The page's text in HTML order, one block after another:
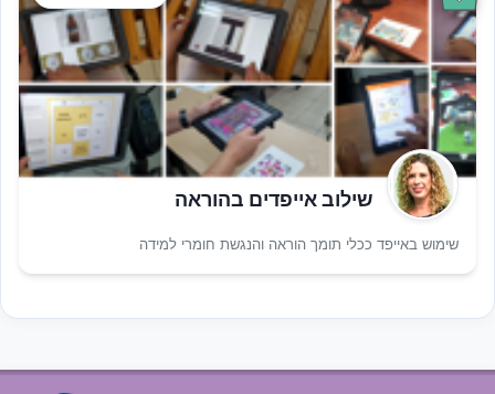
שילוב אייפדים בהוראה
שימוש באייפד ככלי תומך הוראה והנגשת חומרי למידה